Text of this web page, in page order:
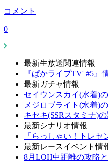
コメント
0
最新生放送関連情報
『ぱかライブTV' #5』
最新ガチャ情報
セイウンスカイ(水着)
メジロブライト(水着)
キセキ(SSRスタミナ)
最新シナリオ情報
「らっしゃい！トレセ
最新レースイベント情
8月LOH中距離の攻略